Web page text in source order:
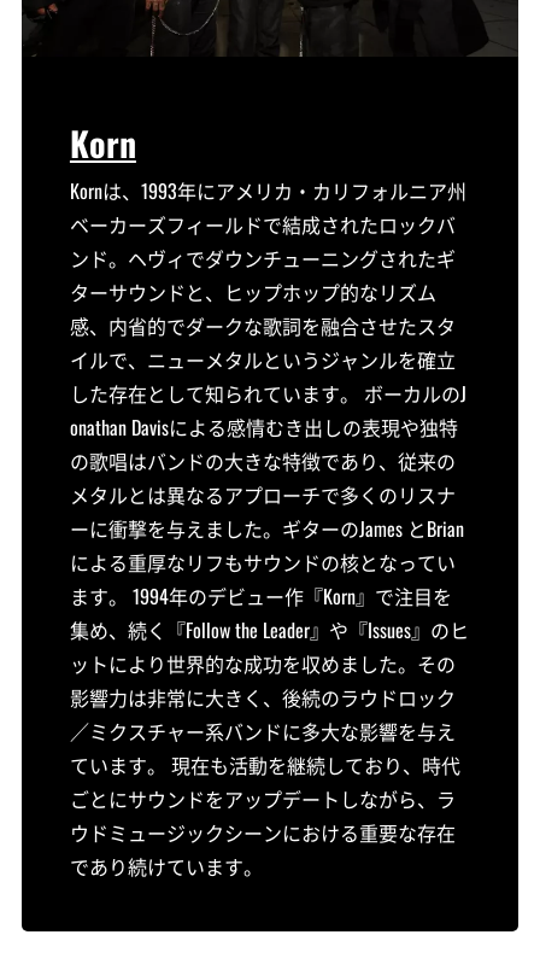
Korn
Kornは、1993年にアメリカ・カリフォルニア州
ベーカーズフィールドで結成されたロックバ
ンド。ヘヴィでダウンチューニングされたギ
ターサウンドと、ヒップホップ的なリズム
感、内省的でダークな歌詞を融合させたスタ
イルで、ニューメタルというジャンルを確立
した存在として知られています。 ボーカルのJ
onathan Davisによる感情むき出しの表現や独特
の歌唱はバンドの大きな特徴であり、従来の
メタルとは異なるアプローチで多くのリスナ
ーに衝撃を与えました。ギターのJames とBrian
による重厚なリフもサウンドの核となってい
ます。 1994年のデビュー作『Korn』で注目を
集め、続く『Follow the Leader』や『Issues』のヒ
ットにより世界的な成功を収めました。その
影響力は非常に大きく、後続のラウドロック
／ミクスチャー系バンドに多大な影響を与え
ています。 現在も活動を継続しており、時代
ごとにサウンドをアップデートしながら、ラ
ウドミュージックシーンにおける重要な存在
であり続けています。